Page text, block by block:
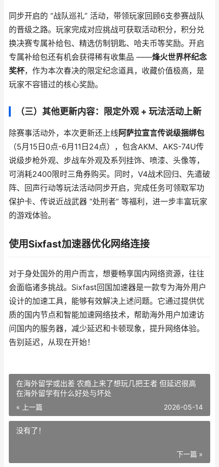
同步开启的 “战队巡礼” 活动，带领玩家回顾6支参赛战队
的晋级之路。玩家完成对应挑战可获取活动积分，积分兑
换决赛专属补给包、精选仿制钥匙、哈夫币等奖励。开启
专属补给包还有机会获得稀有收集品 ——烽火世界杯纪念
奖杯，作为本次春决的限定纪念道具，收藏价值极高，是
玩家不容错过的核心奖励。
（三）其他更新内容：限定外观 + 玩法活动上新
除赛事活动外，本次更新还上线阿萨拉宣言传说级捆绑包
（5月15日0点-6月11日24点），包含AKM、AKS-74U传
说级步枪外观、步战车外观及系列挂饰、喷漆、头像等，
可消耗2400限时三角券购买。同时，V4战术回归、先遣破
阵、回声行动等玩法活动同步开启，完成任务可领取军功
保护卡、传说近战武器 “处刑者” 等福利，进一步丰富玩家
的游戏体验。
使用Sixfast加速器优化网络连接
对于身处国外的用户而言，想要畅享国内网络资源，往往
会面临诸多挑战。Sixfast回国加速器是一款专为海外用户
设计的加速工具，能够有效解决上述问题。它通过提供优
质的国内节点和智能加速网络技术，帮助海外用户加速访
问国内的服务器，减少延迟和卡顿现象，提升网络体验。
告别延迟，从现在开始！
在海外留学或出差 农瘾上来了想玩几把王者 但延迟很高
在海外留学有什么好处与坏处
« 上一篇 2026-05-14
没有了！
下一篇 »